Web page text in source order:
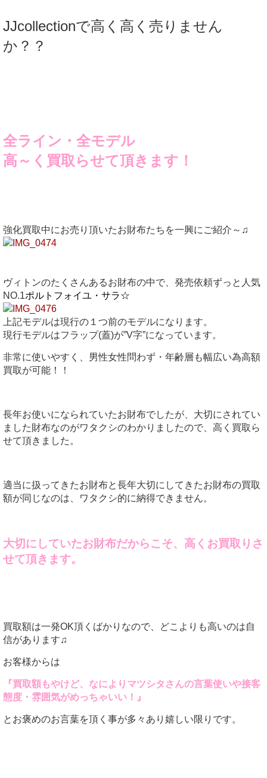
JJcollectionで高く高く売りません
か？？
全ライン・全モデル
高～く買取らせて頂きます！
強化買取中にお売り頂いたお財布たちを一興にご紹介～♫
ヴィトンのたくさんあるお財布の中で、発売依頼ずっと人気
NO.1ポルトフォイユ・サラ☆
上記モデルは現行の１つ前のモデルになります。
現行モデルはフラップ(蓋)が”V字”になっています。
非常に使いやすく、男性女性問わず・年齢層も幅広い為高額
買取が可能！！
長年お使いになられていたお財布でしたが、大切にされてい
ました財布なのがワタクシのわかりましたので、高く買取ら
せて頂きました。
適当に扱ってきたお財布と長年大切にしてきたお財布の買取
額が同じなのは、ワタクシ的に納得できません。
大切にしていたお財布だからこそ、高くお買取りさ
せて頂きます。
買取額は一発OK頂くばかりなので、どこよりも高いのは自
信があります♫
お客様からは
『買取額もやけど、なによりマツシタさんの言葉使いや接客
態度・雰囲気がめっちゃいい！』
とお褒めのお言葉を頂く事が多々あり嬉しい限りです。